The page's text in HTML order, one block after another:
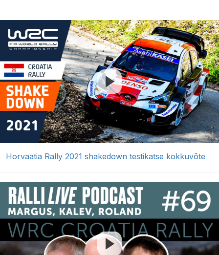
Horvaatia Rally 2021 shakedown testikatse kokkuvõte